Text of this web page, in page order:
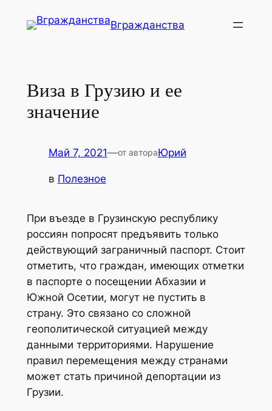
Вгражданства
Виза в Грузию и ее
значение
Май 7, 2021—от автораЮрий
в Полезное
При въезде в Грузинскую республику
россиян попросят предъявить только
действующий заграничный паспорт. Стоит
отметить, что граждан, имеющих отметки
в паспорте о посещении Абхазии и
Южной Осетии, могут не пустить в
страну. Это связано со сложной
геополитической ситуацией между
данными территориями. Нарушение
правил перемещения между странами
может стать причиной депортации из
Грузии.